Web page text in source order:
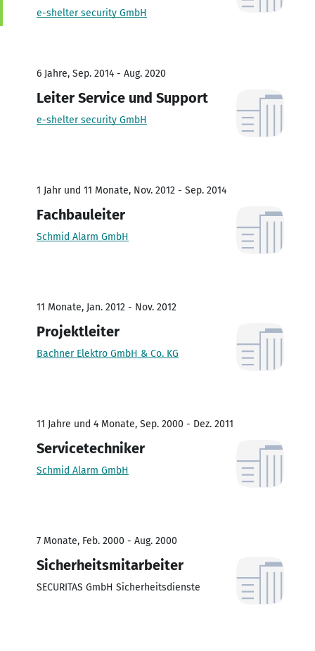
e-shelter security GmbH
6 Jahre, Sep. 2014 - Aug. 2020
Leiter Service und Support
e-shelter security GmbH
1 Jahr und 11 Monate, Nov. 2012 - Sep. 2014
Fachbauleiter
Schmid Alarm GmbH
11 Monate, Jan. 2012 - Nov. 2012
Projektleiter
Bachner Elektro GmbH & Co. KG
11 Jahre und 4 Monate, Sep. 2000 - Dez. 2011
Servicetechniker
Schmid Alarm GmbH
7 Monate, Feb. 2000 - Aug. 2000
Sicherheitsmitarbeiter
SECURITAS GmbH Sicherheitsdienste